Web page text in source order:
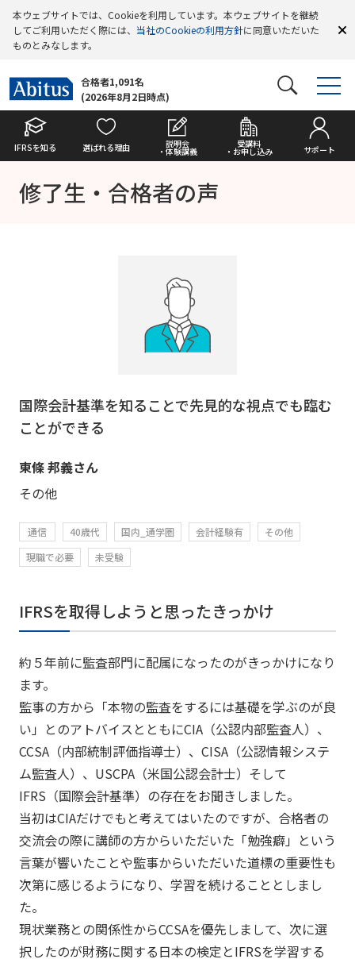
本ウェブサイトでは、Cookieを利用しています。本ウェブサイトを継続
してご利用いただく際には、 当社のCookieの利用方針に同意いただいた
ものとみなします。
合格者1,091名
(2026年8月2日時点)
IFRSを知る 選ばれる理由 説明会
・体験講義
受講料
・お申し込み サポート
修了生・合格者の声
国際会計基準を知ることで先見的な視点でも臨む
ことができる
東條 邦義さん
その他
通信 40歳代 国内_通学圏 会計経験有
その他
現職で必要
未受験
IFRSを取得しようと思ったきっかけ
約５年前に監査部門に配属になったのがきっかけになり
ます。
監事の方から「本物の監査をするには基礎を学ぶのが良
い」とのアトバイスとともにCIA（公認内部監査人）、
CCSA（内部統制評価指導士）、CISA（公認情報システ
ム監査人）、USCPA（米国公認会計士）そして
IFRS（国際会計基準）の存在をお聞きしました。
当初はCIAだけでもと考えてはいたのですが、合格者の
交流会の際に講師の方からいただいた「勉強癖」という
言葉が響いたことや監事からいただいた道標の重要性も
次第に感じるようになり、学習を続けることとしまし
た。
現状業務との関係性からCCSAを優先しまして、次に選
択したのが財務に関する日本の検定とIFRSを学習する